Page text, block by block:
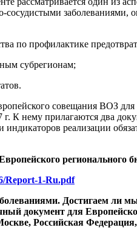
заболеваниями,
по профилактике
субрегионам;
совещания ВОЗ
К нему прилагаются два
реализации
регионального
Report-1-Ru.pdf
Достигаем ли
документ для
Российская